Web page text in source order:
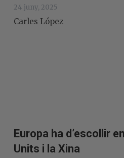
24 juny, 2025
Carles López
Europa ha d’escollir
Units i la Xina